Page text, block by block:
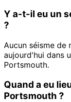
Y a-t-il eu un
?
Aucun séisme
aujourd'hui dans
Portsmouth.
Quand a eu
Portsmouth ?